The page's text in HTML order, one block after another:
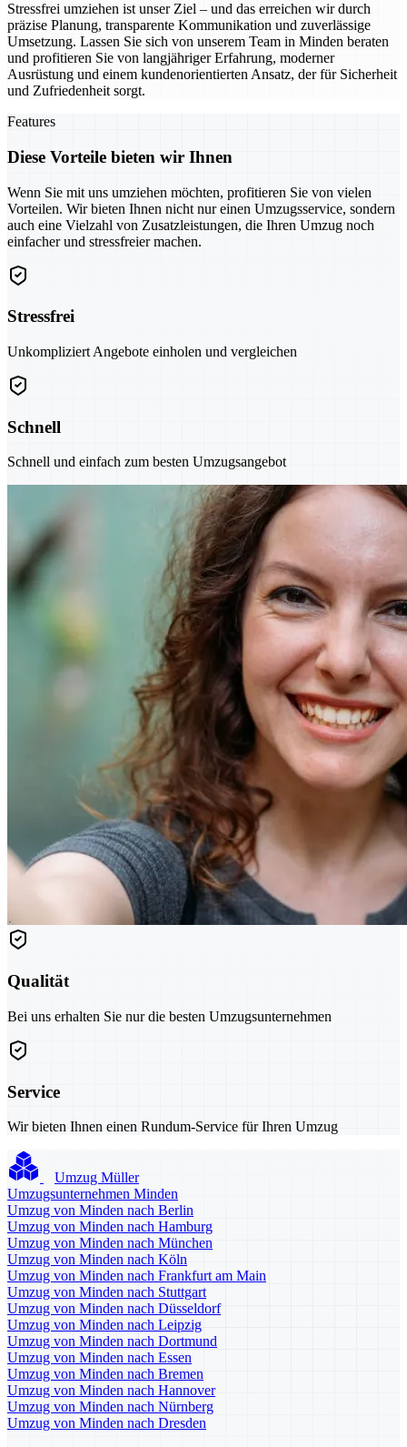
Stressfrei umziehen ist unser Ziel – und das erreichen wir durch
präzise Planung, transparente Kommunikation und zuverlässige
Umsetzung. Lassen Sie sich von unserem Team in Minden beraten
und profitieren Sie von langjähriger Erfahrung, moderner
Ausrüstung und einem kundenorientierten Ansatz, der für Sicherheit
und Zufriedenheit sorgt.
Features
Diese Vorteile bieten wir Ihnen
Wenn Sie mit uns umziehen möchten, profitieren Sie von vielen
Vorteilen. Wir bieten Ihnen nicht nur einen Umzugsservice, sondern
auch eine Vielzahl von Zusatzleistungen, die Ihren Umzug noch
einfacher und stressfreier machen.
Stressfrei
Unkompliziert Angebote einholen und vergleichen
Schnell
Schnell und einfach zum besten Umzugsangebot
Qualität
Bei uns erhalten Sie nur die besten Umzugsunternehmen
Service
Wir bieten Ihnen einen Rundum-Service für Ihren Umzug
Umzug Müller
Umzugsunternehmen Minden
Umzug von Minden nach Berlin
Umzug von Minden nach Hamburg
Umzug von Minden nach München
Umzug von Minden nach Köln
Umzug von Minden nach Frankfurt am Main
Umzug von Minden nach Stuttgart
Umzug von Minden nach Düsseldorf
Umzug von Minden nach Leipzig
Umzug von Minden nach Dortmund
Umzug von Minden nach Essen
Umzug von Minden nach Bremen
Umzug von Minden nach Hannover
Umzug von Minden nach Nürnberg
Umzug von Minden nach Dresden